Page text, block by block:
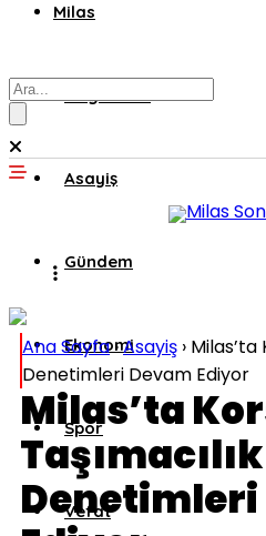
Milas
Muğla’dan
Asayiş
Gündem
Ekonomi
Spor
Vefat
Ana Sayfa›Asayiş › Milas’ta
Denetimleri Devam Ediyor
Milas’ta
Taşımacılık
Denetimleri